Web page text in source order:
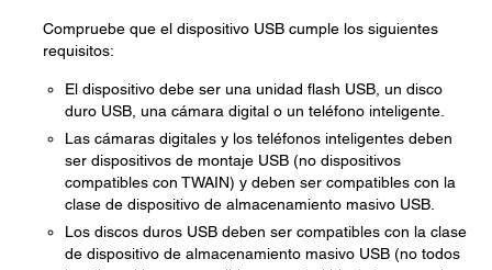
Compruebe que el dispositivo USB cumple los siguientes
requisitos:
El dispositivo debe ser una unidad flash USB, un disco
duro USB, una cámara digital o un teléfono inteligente.
Las cámaras digitales y los teléfonos inteligentes deben
ser dispositivos de montaje USB (no dispositivos
compatibles con TWAIN) y deben ser compatibles con la
clase de dispositivo de almacenamiento masivo USB.
Los discos duros USB deben ser compatibles con la clase
de dispositivo de almacenamiento masivo USB (no todos